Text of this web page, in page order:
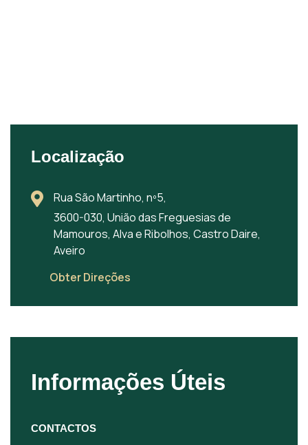
Localização
Rua São Martinho, nº5,
3600-030, União das Freguesias de
Mamouros, Alva e Ribolhos, Castro Daire,
Aveiro
Obter Direções
Informações Úteis
CONTACTOS